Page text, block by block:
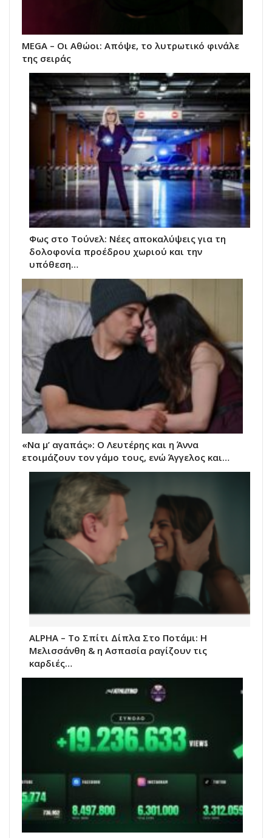
MEGA – Οι Αθώοι: Απόψε, το λυτρωτικό φινάλε
της σειράς
Φως στο Τούνελ: Νέες αποκαλύψεις για τη
δολοφονία προέδρου χωριού και την
υπόθεση…
«Να μ’ αγαπάς»: Ο Λευτέρης και η Άννα
ετοιμάζουν τον γάμο τους, ενώ Άγγελος και…
ALPHA – Το Σπίτι Δίπλα Στο Ποτάμι: Η
Μελισσάνθη & η Ασπασία ραγίζουν τις
καρδιές…